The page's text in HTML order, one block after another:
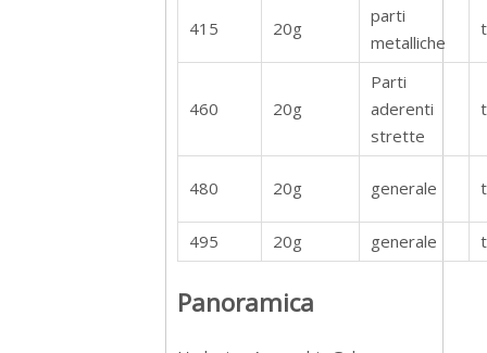
415 20g
parti
metalliche
460 20g
Parti
aderenti
strette
480 20g generale
495 20g generale
Panoramica